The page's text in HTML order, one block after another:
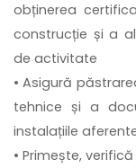
obținerea
construcție și a
de activitate
• Asigură
tehnice și a
instalațiile
• Primește,